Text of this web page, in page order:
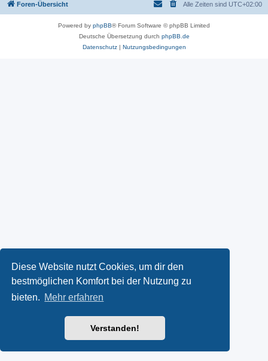
Diese Website nutzt Cookies, um dir den
bestmöglichen Komfort bei der Nutzung zu
bieten. Mehr erfahren
Verstanden!
Foren-Übersicht Alle Zeiten sind UTC+02:00
Powered by phpBB® Forum Software © phpBB Limited
Deutsche Übersetzung durch phpBB.de
Datenschutz| Nutzungsbedingungen